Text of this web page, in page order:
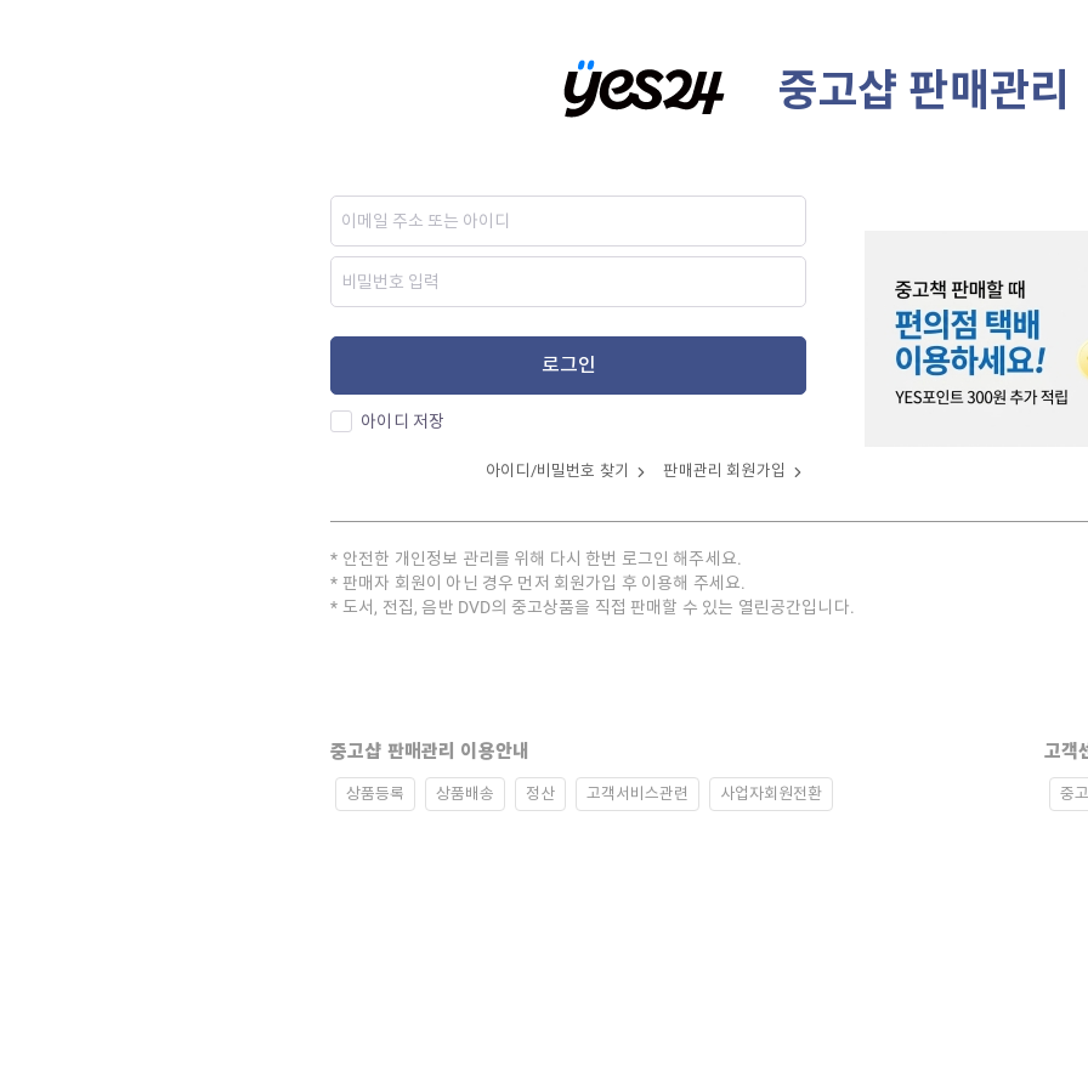
중고샵 판매관리
로그인
아이디 저장
아이디/비밀번호 찾기 판매관리 회원가입
안전한 개인정보 관리를 위해 다시 한번 로그인 해주세요.
판매자 회원이 아닌 경우 먼저 회원가입 후 이용해 주세요.
도서, 전집, 음반 DVD의 중고상품을 직접 판매할 수 있는 열린공간입니다.
중고샵 판매관리 이용안내
상품등록 상품배송 정산 고객서비스관련 사업자회원전환
고객
중